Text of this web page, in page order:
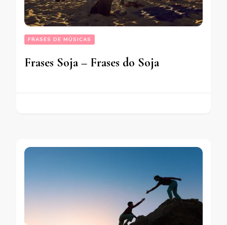
FRASES DE MÚSICAS
Frases Soja – Frases do Soja